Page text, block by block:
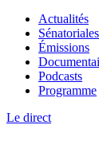
Actualités
Émissions
Podcasts
Programme
Le direct